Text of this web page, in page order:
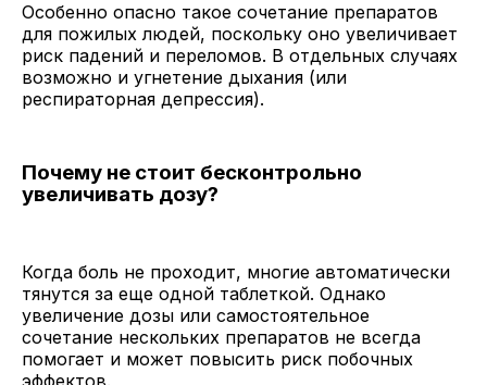
Особенно опасно такое сочетание препаратов
для пожилых людей, поскольку оно увеличивает
риск падений и переломов. В отдельных случаях
возможно и угнетение дыхания (или
респираторная депрессия).
Почему не стоит бесконтрольно
увеличивать дозу?
Когда боль не проходит, многие автоматически
тянутся за еще одной таблеткой. Однако
увеличение дозы или самостоятельное
сочетание нескольких препаратов не всегда
помогает и может повысить риск побочных
эффектов.